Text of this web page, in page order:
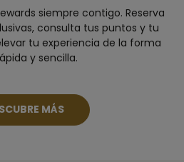
siempre contigo. Reserva
consulta tus puntos y tu
tu experiencia de la forma
y sencilla.
MÁS